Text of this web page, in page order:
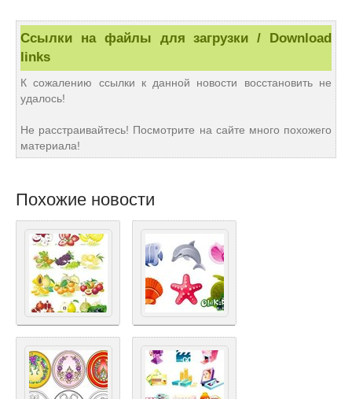
Ссылки на файлы для загрузки / Download
links
К сожалению ссылки к данной новости восстановить не
удалось!
Не расстраивайтесь! Посмотрите на сайте много похожего
материала!
Похожие новости